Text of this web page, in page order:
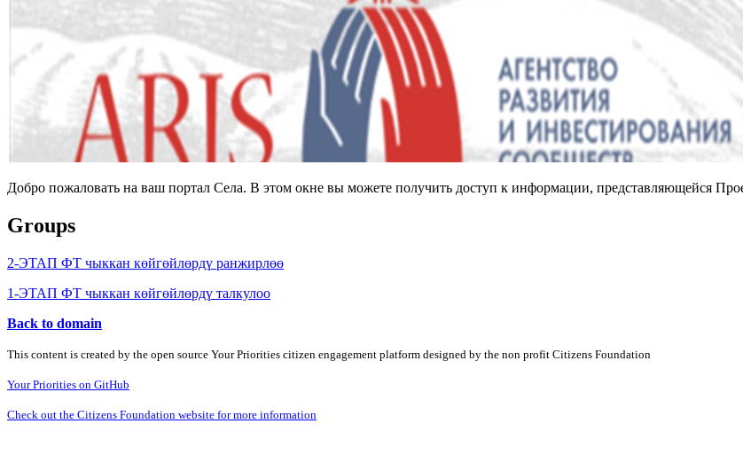
Добро пожаловать на ваш портал Села. В этом окне вы можете получить доступ к информации, представляющейся
Groups
2-ЭТАП ФТ чыккан көйгөйлөрдү ранжирлөө
1-ЭТАП ФТ чыккан көйгөйлөрдү талкулоо
Back to domain
This content is created by the open source Your Priorities citizen engagement platform designed by the non profit Citizens Foundation
Your Priorities on GitHub
Check out the Citizens Foundation website for more information